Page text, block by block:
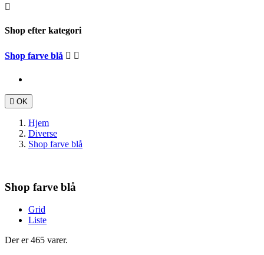

Shop efter kategori
Shop farve blå  
 OK
Hjem
Diverse
Shop farve blå
Shop farve blå
Grid
Liste
Der er 465 varer.